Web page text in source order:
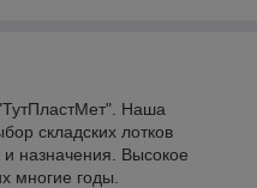
Наша
складских лотков
назначения. Высокое
многие годы.